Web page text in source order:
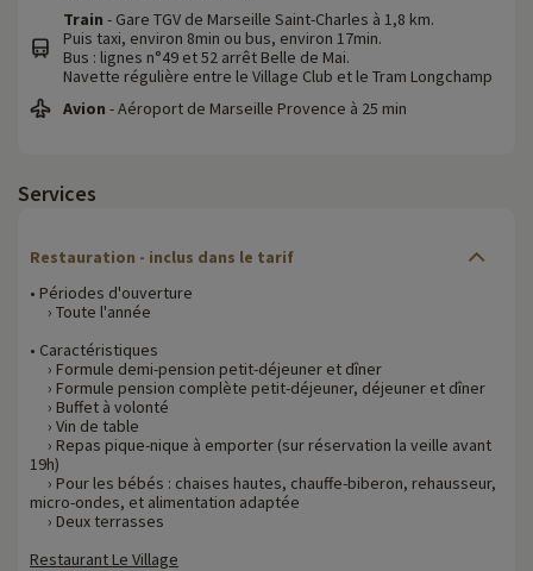
Train - Gare TGV de Marseille Saint-Charles à 1,8 km.
Puis taxi, environ 8min ou bus, environ 17min.
Bus : lignes n°49 et 52 arrêt Belle de Mai.
Navette régulière entre le Village Club et le Tram Longchamp
Avion - Aéroport de Marseille Provence à 25 min
Services
Restauration - inclus dans le tarif
• Périodes d'ouverture
› Toute l'année
• Caractéristiques
› Formule demi-pension petit-déjeuner et dîner
› Formule pension complète petit-déjeuner, déjeuner et dîner
› Buffet à volonté
› Vin de table
› Repas pique-nique à emporter (sur réservation la veille avant
19h)
› Pour les bébés : chaises hautes, chauffe-biberon, rehausseur,
micro-ondes, et alimentation adaptée
› Deux terrasses
Restaurant Le Village